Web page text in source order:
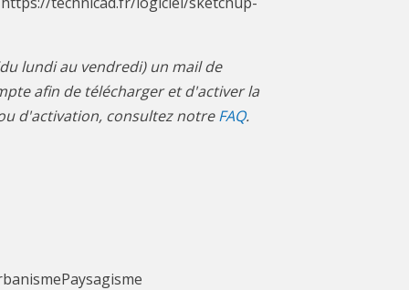
lundi au vendredi) un mail de
afin de télécharger et d'activer la
d'activation, consultez notreFAQ.
Paysagisme